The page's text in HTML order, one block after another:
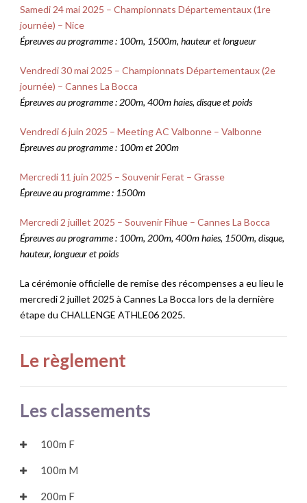
Samedi 24 mai 2025 – Championnats Départementaux (1re
journée) – Nice
Épreuvesau programme : 100m, 1500m, hauteur et longueur
Vendredi 30 mai 2025 – Championnats Départementaux (2e
journée) – Cannes La Bocca
Épreuvesau programme : 200m, 400m haies, disque et poids
Vendredi 6 juin 2025 – Meeting AC Valbonne – Valbonne
Épreuvesau programme : 100m et 200m
Mercredi 11 juin 2025 – Souvenir Ferat – Grasse
Épreuveau programme : 1500m
Mercredi 2 juillet 2025 – Souvenir Fihue – Cannes La Bocca
Épreuvesau programme : 100m, 200m, 400m haies, 1500m, disque,
hauteur, longueur et poids
La cérémonie officielle de remise des récompenses a eu lieu le
mercredi 2 juillet 2025 à Cannes La Bocca lors de la dernière
étape du CHALLENGE ATHLE06 2025.
Le règlement
Les classements
100m F
100m M
200m F